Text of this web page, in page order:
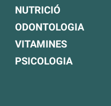
NUTRICIÓ
ODONTOLOGIA
VITAMINES
PSICOLOGIA